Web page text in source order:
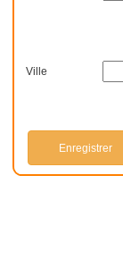
Ville
Enregistrer